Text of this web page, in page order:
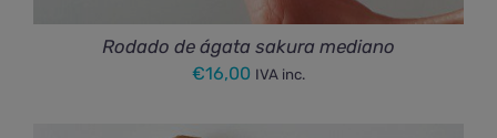
Rodado de ágata sakura mediano
€16,00 IVA inc.